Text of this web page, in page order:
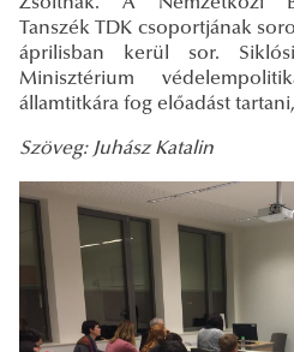
Tanszék TDK csoportjának
áprilisban kerül sor.
Minisztérium
államtitkára fog előadást
Szöveg: Juhász Katalin